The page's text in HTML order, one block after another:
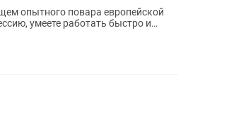
умеете работать быстро и